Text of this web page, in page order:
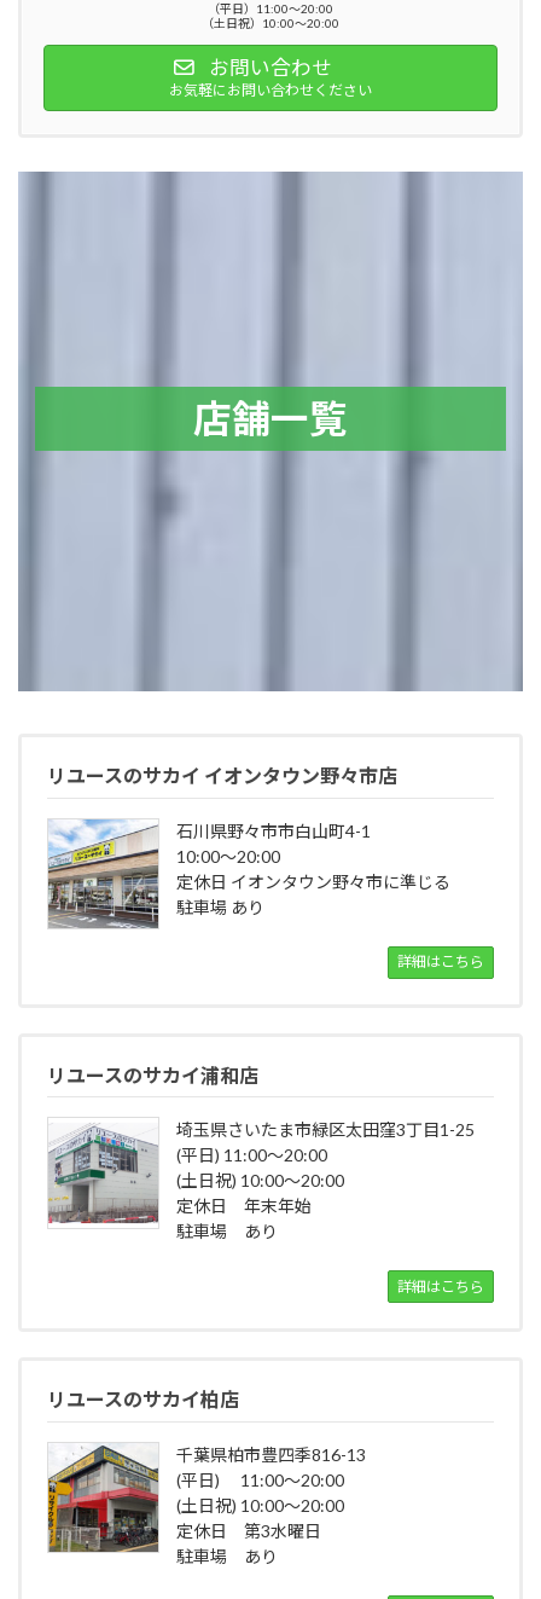
（平日）11:00～20:00
（土日祝）10:00～20:00
お問い合わせ
お気軽にお問い合わせください
店舗一覧
リユースのサカイ イオンタウン野々市店
石川県野々市市白山町4-1
10:00～20:00
定休日 イオンタウン野々市に準じる
駐車場 あり
詳細はこちら
リユースのサカイ浦和店
埼玉県さいたま市緑区太田窪3丁目1-25
(平日) 11:00～20:00
(土日祝) 10:00～20:00
定休日 年末年始
駐車場 あり
詳細はこちら
リユースのサカイ柏店
千葉県柏市豊四季816-13
(平日) 11:00～20:00
(土日祝) 10:00～20:00
定休日 第3水曜日
駐車場 あり